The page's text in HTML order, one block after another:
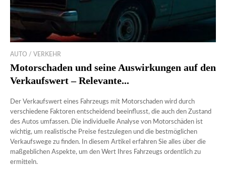
AUTO / VERKEHR
Motorschaden und seine Auswirkungen auf den
Verkaufswert – Relevante...
Der Verkaufswert eines Fahrzeugs mit Motorschaden wird durch
verschiedene Faktoren entscheidend beeinflusst, die auch den Zustand
des Autos umfassen. Die individuelle Analyse von Motorschäden ist
wichtig, um realistische Preise festzulegen und die bestmöglichen
Verkaufswege zu finden. In diesem Artikel erfahren Sie alles über die
maßgeblichen Aspekte, um den Wert Ihres Fahrzeugs ordentlich zu
ermitteln.